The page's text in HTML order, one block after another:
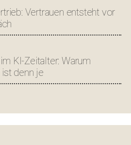
Vertrauen entsteht vor
KI-Zeitalter: Warum
denn je